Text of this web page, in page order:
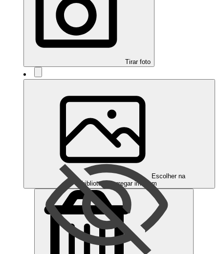
Tirar foto
Escolher na
biblioteca
Carregar imagem